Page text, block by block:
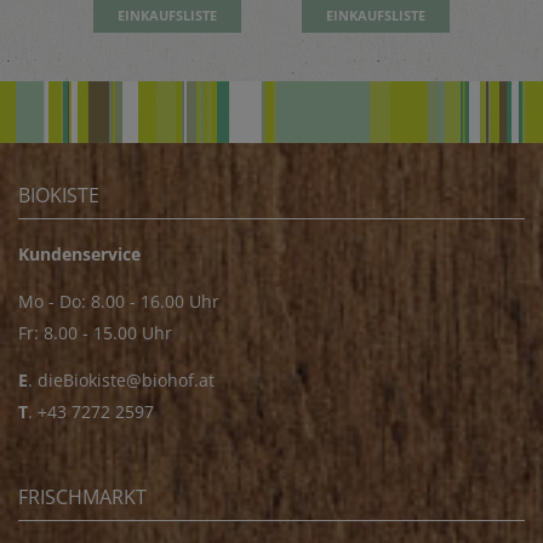
EINKAUFSLISTE
EINKAUFSLISTE
BIOKISTE
Kundenservice
Mo - Do: 8.00 - 16.00 Uhr
Fr: 8.00 - 15.00 Uhr
E. dieBiokiste@biohof.at
T. +43 7272 2597
FRISCHMARKT